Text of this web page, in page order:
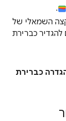
.
השמאלי של
כברירת
כברירת